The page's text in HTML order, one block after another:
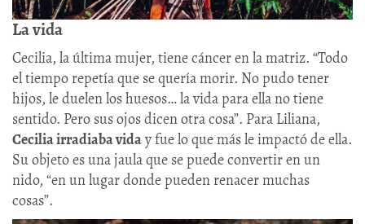
La vida
Cecilia, la última mujer, tiene cáncer en la matriz. “Todo
el tiempo repetía que se quería morir. No pudo tener
hijos, le duelen los huesos… la vida para ella no tiene
sentido. Pero sus ojos dicen otra cosa”. Para Liliana,
Cecilia irradiaba viday fue lo que más le impactó de ella.
Su objeto es una jaula que se puede convertir en un
nido, “en un lugar donde pueden renacer muchas
cosas”.